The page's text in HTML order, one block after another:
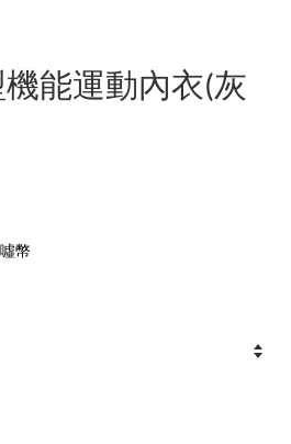
機能運動內衣(灰
幣